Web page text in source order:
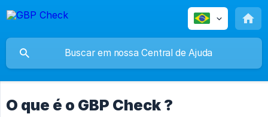
O que é o GBP Check ?